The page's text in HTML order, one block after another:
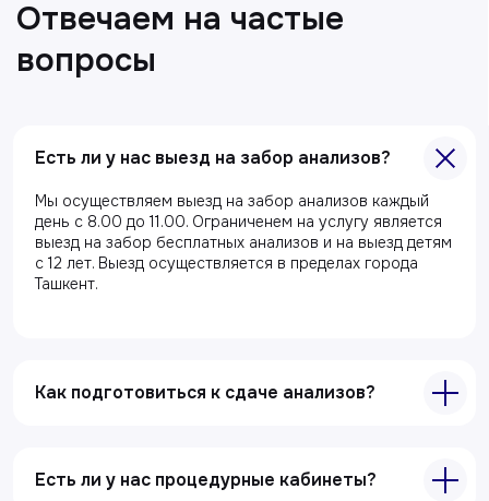
Есть ли у нас выезд на забор анализов?
Мы осуществляем выезд на забор анализов каждый
день с 8.00 до 11.00. Ограниченем на услугу является
выезд на забор бесплатных анализов и на выезд детям
с 12 лет. Выезд осуществляется в пределах города
Ташкент.
Как подготовиться к сдаче анализов?
Есть ли у нас процедурные кабинеты?
Ультразвуковая диагностика
Главная
О клиники